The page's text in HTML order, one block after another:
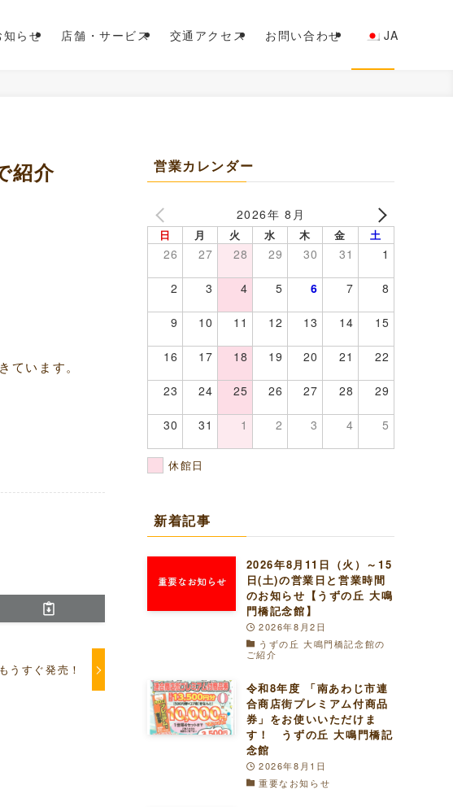
知らせ 店舗・サービス 交通アクセス お問い合わせ JA
紹介
ています。
うすぐ発売！
営業カレンダー
2026年 8月
日 月 火 水 木 金 土
26 27 28 29 30 31 1
2 3 4 5 6 7 8
9 10 11 12 13 14 15
16 17 18 19 20 21 22
23 24 25 26 27 28 29
30 31 1 2 3 4 5
休館日
新着記事
2026年8月11日（火）～15
日(土)の営業日と営業時間
のお知らせ【うずの丘 大鳴
門橋記念館】
2026年8月2日
うずの丘 大鳴門橋記念館の
ご紹介
令和8年度 「南あわじ市連
合商店街プレミアム付商品
券」をお使いいただけま
す！ うずの丘 大鳴門橋記
念館
2026年8月1日
重要なお知らせ